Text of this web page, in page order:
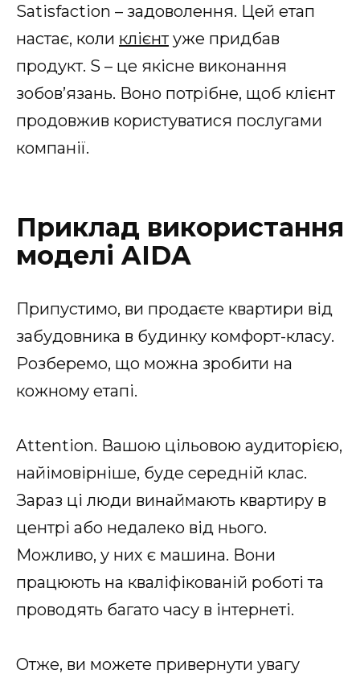
Satisfaction – задоволення. Цей етап
настає, коли клієнтуже придбав
продукт. S – це якісне виконання
зобов’язань. Воно потрібне, щоб клієнт
продовжив користуватися послугами
компанії.
Приклад використання
моделі AIDA
Припустимо, ви продаєте квартири від
забудовника в будинку комфорт-класу.
Розберемо, що можна зробити на
кожному етапі.
Attention. Вашою цільовою аудиторією,
найімовірніше, буде середній клас.
Зараз ці люди винаймають квартиру в
центрі або недалеко від нього.
Можливо, у них є машина. Вони
працюють на кваліфікованій роботі та
проводять багато часу в інтернеті.
Отже, ви можете привернути увагу